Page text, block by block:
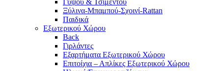
Ξύλινα-Μπαμπού-Σχοινί-Rattan
Παιδικά
Εξωτερικού Χώρου
Back
Γιρλάντες
Εξαρτήματα Εξωτερικού Χώρου
Επιτοίχια – Απλίκες Εξωτερικού Χώρου